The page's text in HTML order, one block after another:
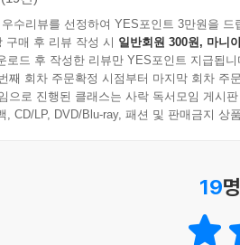
한 애니원 고등학교가 인생의 전환점
성적을 14점에서 91점으로 올리며 화
된다!'라는 간단한 진리를 몸소 깨닫
하면서도 매 학기 성적우수장학금
륙 10개국을 여행했다. 남들보다
어', '난 안 돼' 자신의 가능성을 의심하
있는 많은 사람이 어영부영 하루를
수리뷰를 선정하여 YES포인트 3만원을 드
구매 후 리뷰 작성 시 일반회원 300원, 마니
로드 후 작성한 리뷰만 YES포인트 지급됩니
째 회차 주문확정 시점부터 마지막 회차 주
으로 진행된 클래스는 사락 독서모임 게시
, CD/LP, DVD/Blu-ray, 패션 및 판매금지 상
19